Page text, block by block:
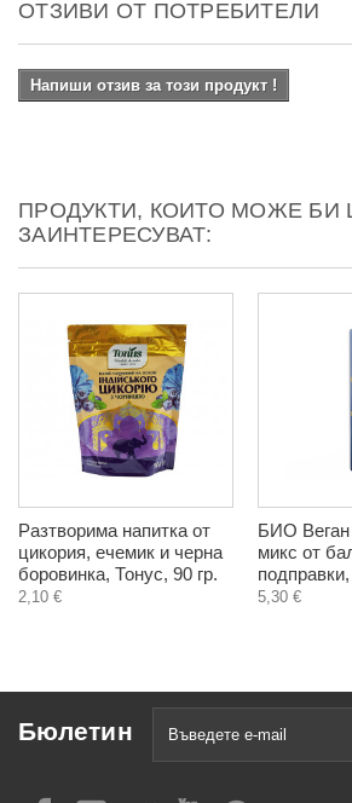
ОТЗИВИ ОТ ПОТРЕБИТЕЛИ
Напиши отзив за този продукт !
ПРОДУКТИ, КОИТО МОЖЕ БИ
ЗАИНТЕРЕСУВАТ:
Разтворима напитка от
цикория, ечемик и черна
боровинка, Тонус, 90 гр.
2,10 €
БИО Веган
микс от
5,30 €
Бюлетин